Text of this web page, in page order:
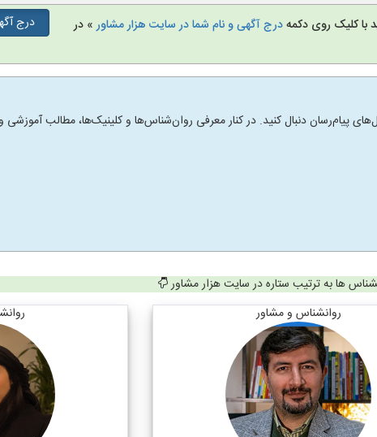
با کلیک روی دکمهدرج آگهی و نام شما در سایت هزار مشاور» در
درج
پیام‌رسان دنبال کنید. در کنار معرفی روان‌شناس‌ها و کلینیک‌ها، مطالب
ها به ترتیب ستاره در سایت هزار مشاور
روانشناس و مشاور